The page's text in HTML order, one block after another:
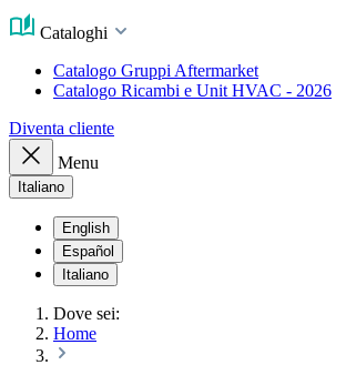
Cataloghi
Catalogo Gruppi Aftermarket
Catalogo Ricambi e Unit HVAC - 2026
Diventa cliente
Menu
Italiano
English
Español
Italiano
Dove sei:
Home